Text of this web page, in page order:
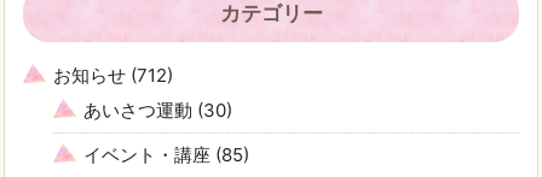
カテゴリー
お知らせ (712)
あいさつ運動 (30)
イベント・講座 (85)